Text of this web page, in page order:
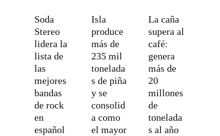
Soda
Stereo
lidera la
lista de
las
mejores
bandas
de rock
en
español
Isla
produce
más de
235 mil
tonelada
s de piña
y se
consolid
a como
el mayor
La caña
supera al
café:
genera
más de
20
millones
de
tonelada
s al año